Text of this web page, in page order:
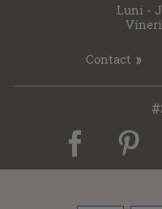
Luni -
Vineri
Contact